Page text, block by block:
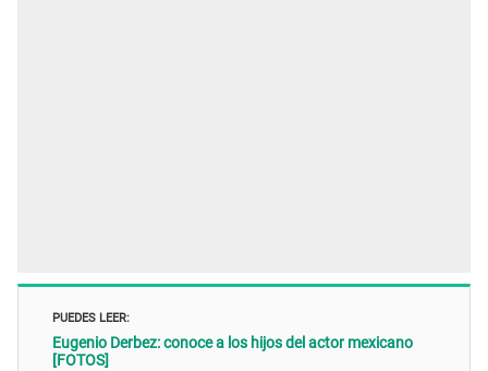
PUEDES LEER:
Eugenio Derbez: conoce a los hijos del actor mexicano
[FOTOS]